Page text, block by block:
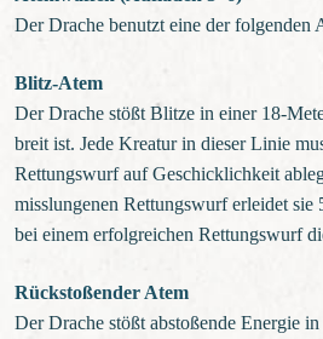
Der Drache benutzt eine der folgenden
Blitz-Atem
Der Drache stößt Blitze in einer 18-
breit ist. Jede Kreatur in dieser Linie
Rettungswurf auf Geschicklichkeit
misslungenen Rettungswurf erleidet
bei einem erfolgreichen Rettungswurf
Rückstoßender Atem
Der Drache stößt abstoßende Energie